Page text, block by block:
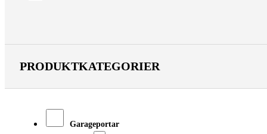
PRODUKTKATEGORIER
Garageportar